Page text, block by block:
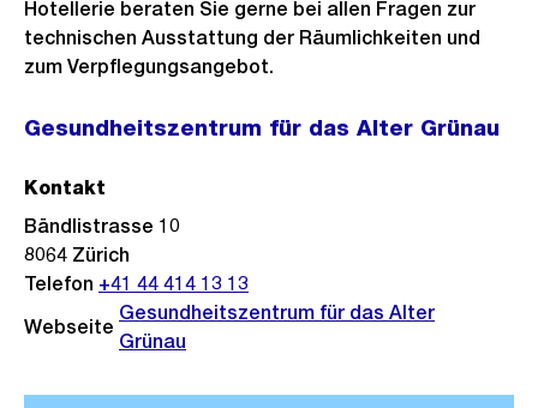
Hotellerie beraten Sie gerne bei allen Fragen zur
technischen Ausstattung der Räumlichkeiten und
zum Verpflegungsangebot.
Gesundheitszentrum für das Alter Grünau
Kontakt
Bändlistrasse 10
8064 Zürich
Telefon +41 44 414 13 13
Webseite
Gesundheitszentrum für das Alter
Grünau